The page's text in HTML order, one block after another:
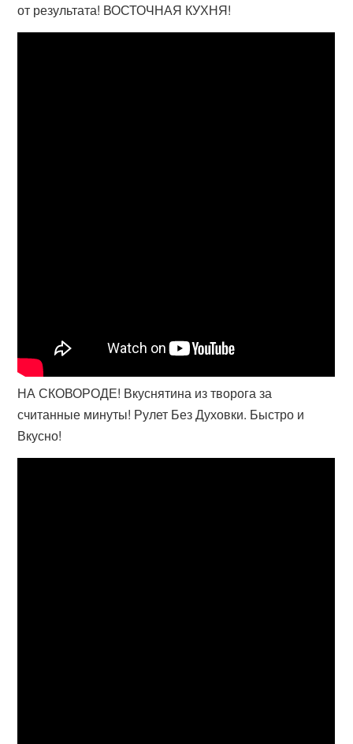
от результата! ВОСТОЧНАЯ КУХНЯ!
НА СКОВОРОДЕ! Вкуснятина из творога за
считанные минуты! Рулет Без Духовки. Быстро и
Вкусно!